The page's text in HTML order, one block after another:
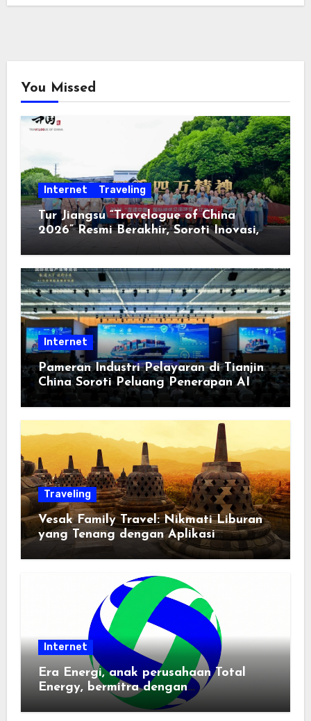
You Missed
Internet Traveling
Tur Jiangsu “Travelogue of China
2026” Resmi Berakhir, Soroti Inovasi,
Keterbukaan, dan Pembangunan
Berorientasi pada Masyarakat
Internet
Pameran Industri Pelayaran di Tianjin
China Soroti Peluang Penerapan AI
Traveling
Vesak Family Travel: Nikmati Liburan
yang Tenang dengan Aplikasi
Pemindai PDF
Internet
Era Energi, anak perusahaan Total
Energy, bermitra dengan
Zhuochuangtong untuk mempercepat
transisi energi Indonesia — raksasa